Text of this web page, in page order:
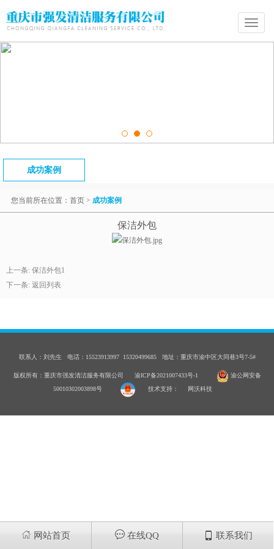
Toggle
成功案例
您当前所在位置： 首页 > 成功案例
保洁外包
上一条: 保洁外包1
下一条: 返回列表
联系人：刘先生 电话：15523913997 15320499685 地址：重庆市渝中区大同巷3号7-5#
版权所有：重庆市强发清洁服务有限公司 渝ICP备2021007433号-1
渝公网安备
50010302003898号
技术支持： 网沃科技
 网站首页  在线QQ  联系我们